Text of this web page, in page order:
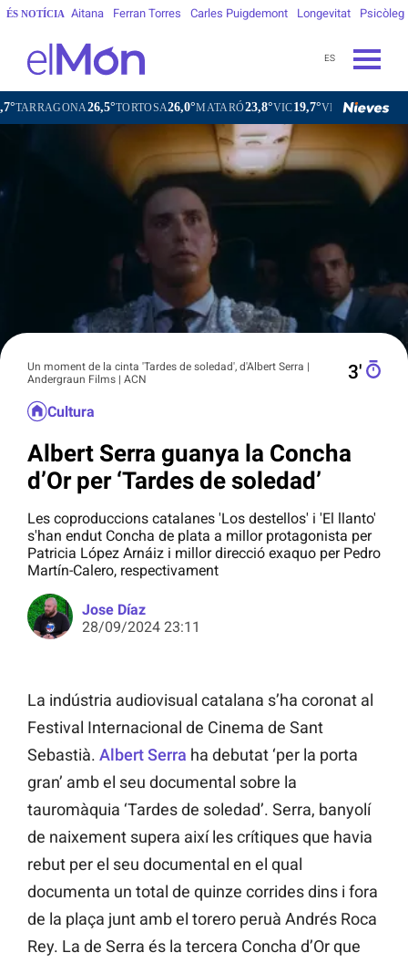
ÉS NOTÍCIA Aitana Ferran Torres Carles Puigdemont Longevitat Psicòleg
ES
26,5°TORTOSA26,0°MATARÓ23,8°VIC19,7°VILAFRANCA DEL
Un moment de la cinta 'Tardes de soledad', d'Albert Serra |
Andergraun Films | ACN
3′
Cultura
Albert Serra guanya la Concha
d’Or per ‘Tardes de soledad’
Les coproduccions catalanes 'Los destellos' i 'El llanto'
s'han endut Concha de plata a millor protagonista per
Patricia López Arnáiz i millor direcció exaquo per Pedro
Martín-Calero, respectivament
Jose Díaz
28/09/2024 23:11
La indústria audiovisual catalana s’ha coronat al
Festival Internacional de Cinema de Sant
Sebastià. Albert Serra ha debutat ‘per la porta
gran’ amb el seu documental sobre la
tauromàquia ‘Tardes de soledad’. Serra, banyolí
de naixement supera així les crítiques que havia
rebut per el seu documental en el qual
documenta un total de quinze corrides dins i fora
de la plaça junt amb el torero peruà Andrés Roca
Rey. La de Serra és la tercera Concha d’Or que